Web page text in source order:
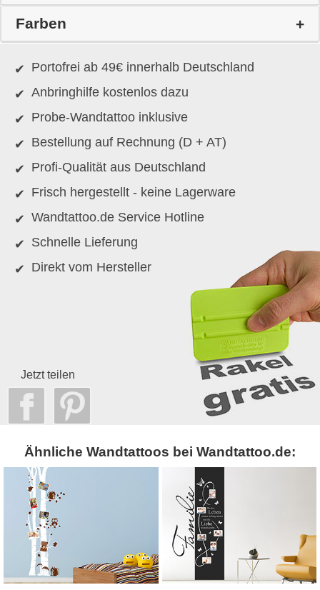
Farben
Portofrei ab 49€ innerhalb Deutschland
Anbringhilfe kostenlos dazu
Probe-Wandtattoo inklusive
Bestellung auf Rechnung (D + AT)
Profi-Qualität aus Deutschland
Frisch hergestellt - keine Lagerware
Wandtattoo.de Service Hotline
Schnelle Lieferung
Direkt vom Hersteller
Jetzt teilen
Ähnliche Wandtattoos bei Wandtattoo.de: